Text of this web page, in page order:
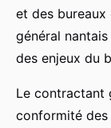
et des
général
des enjeux du
Le contractant
conformité des